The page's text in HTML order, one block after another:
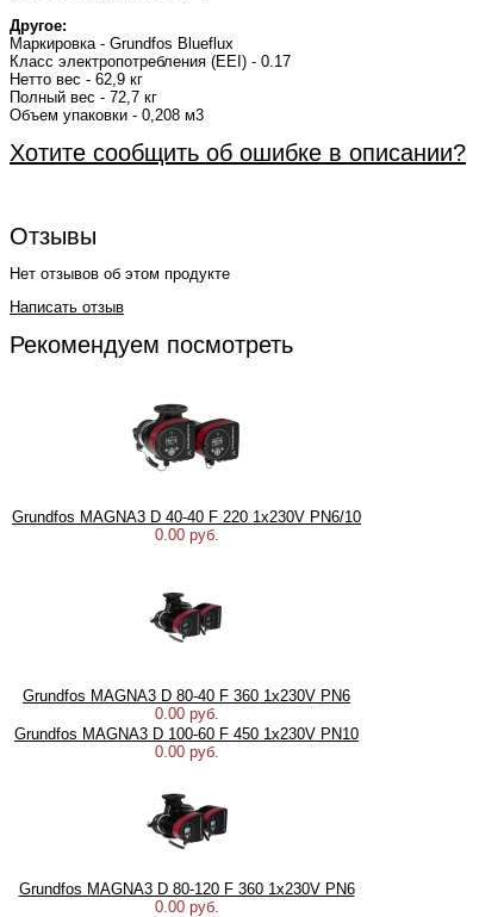
Другое:
Маркировка - Grundfos Blueflux
Класс электропотребления (EEI) - 0.17
Нетто вес - 62,9 кг
Полный вес - 72,7 кг
Объем упаковки - 0,208 м3
Хотите сообщить об ошибке в описании?
Отзывы
Нет отзывов об этом продукте
Написать отзыв
Рекомендуем посмотреть
Grundfos MAGNA3 D 40-40 F 220 1x230V PN6/10
0.00 руб.
Grundfos MAGNA3 D 80-40 F 360 1x230V PN6
0.00 руб.
Grundfos MAGNA3 D 100-60 F 450 1x230V PN10
0.00 руб.
Grundfos MAGNA3 D 80-120 F 360 1x230V PN6
0.00 руб.